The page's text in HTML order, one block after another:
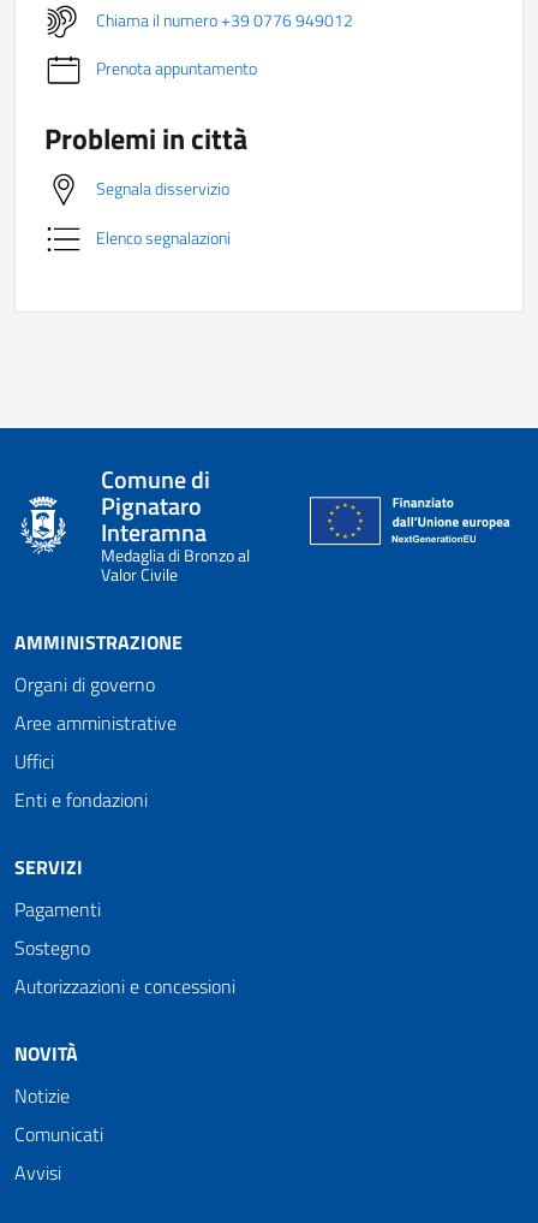
Chiama il numero +39 0776 949012
Prenota appuntamento
Problemi in città
Segnala disservizio
Elenco segnalazioni
Comune di
Pignataro
Interamna
Medaglia di Bronzo al
Valor Civile
AMMINISTRAZIONE
Organi di governo
Aree amministrative
Uffici
Enti e fondazioni
SERVIZI
Pagamenti
Sostegno
Autorizzazioni e concessioni
NOVITÀ
Notizie
Comunicati
Avvisi